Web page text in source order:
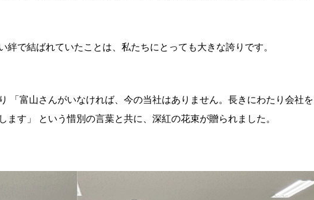
絆で結ばれていたことは、私たちにとっても大きな誇りです。
「富山さんがいなければ、今の当社はありません。長きにわたり会社を
ます」 という惜別の言葉と共に、深紅の花束が贈られました。